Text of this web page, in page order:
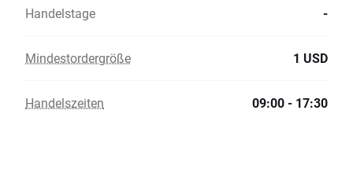
Handelstage -
Mindestordergröße 1 USD
Handelszeiten 09:00 - 17:30